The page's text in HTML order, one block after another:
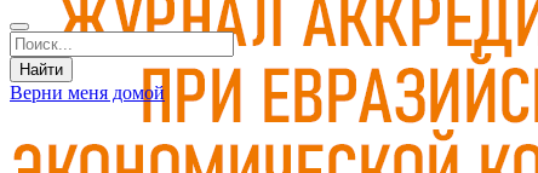
Верни меня домой